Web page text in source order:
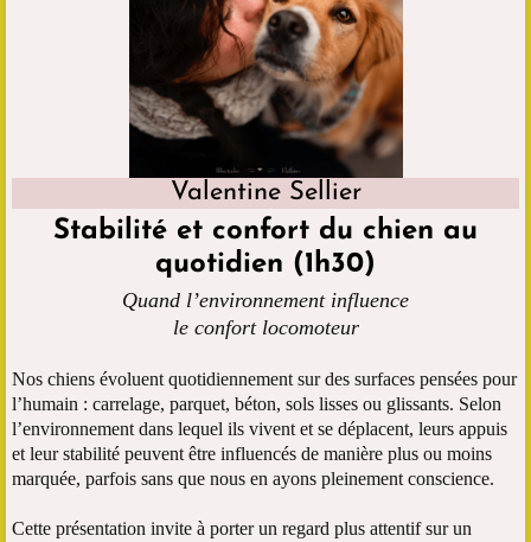
Valentine Sellier
Stabilité et confort du chien au
quotidien (1h30)
Quand l’environnement influence
le confort locomoteur
Nos chiens évoluent quotidiennement sur des surfaces pensées pour
l’humain : carrelage, parquet, béton, sols lisses ou glissants. Selon
l’environnement dans lequel ils vivent et se déplacent, leurs appuis
et leur stabilité peuvent être influencés de manière plus ou moins
marquée, parfois sans que nous en ayons pleinement conscience.
Cette présentation invite à porter un regard plus attentif sur un